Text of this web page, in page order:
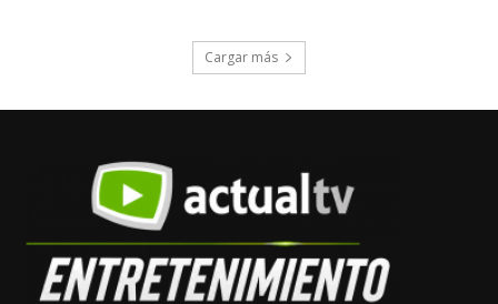
Cargar más